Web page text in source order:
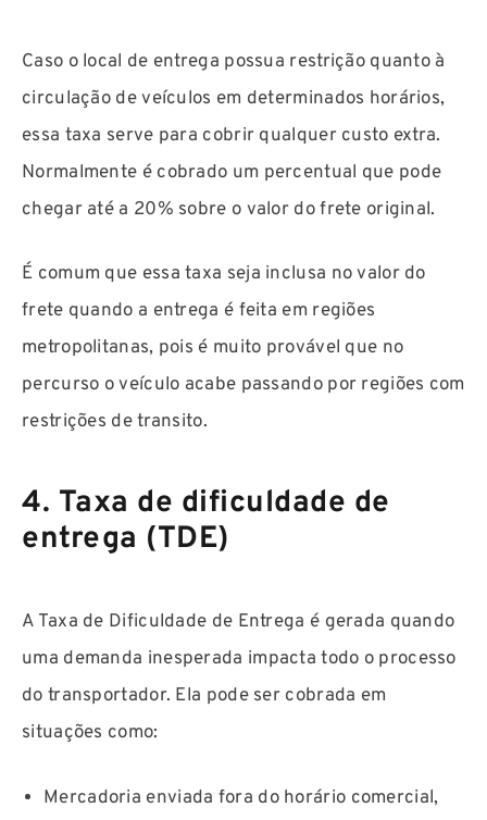
Caso o local de entrega possua restrição quanto à
circulação de veículos em determinados horários,
essa taxa serve para cobrir qualquer custo extra.
Normalmente é cobrado um percentual que pode
chegar até a 20% sobre o valor do frete original.
É comum que essa taxa seja inclusa no valor do
frete quando a entrega é feita em regiões
metropolitanas, pois é muito provável que no
percurso o veículo acabe passando por regiões com
restrições de transito.
4. Taxa de dificuldade de
entrega (TDE)
A Taxa de Dificuldade de Entrega é gerada quando
uma demanda inesperada impacta todo o processo
do transportador. Ela pode ser cobrada em
situações como:
Mercadoria enviada fora do horário comercial,